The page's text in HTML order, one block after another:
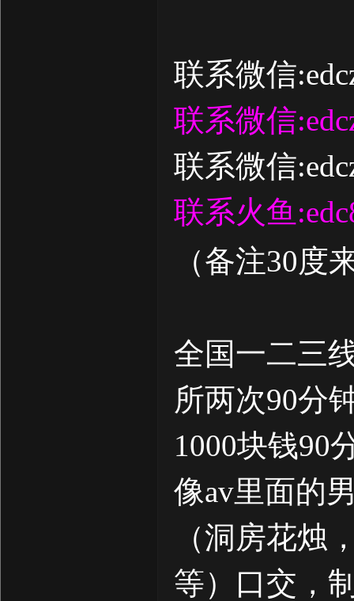
联系微信
联系微信
联系微信
联系火鱼
（备注30度
全国一二三
所两次90分
1000块钱90
像av里面的
（洞房花烛
等）口交，